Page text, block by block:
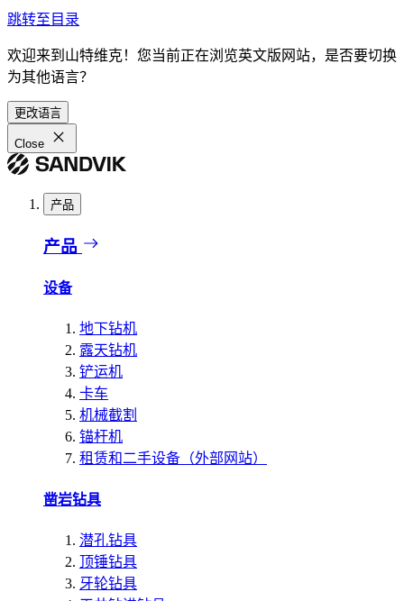
跳转至目录
欢迎来到山特维克！您当前正在浏览英文版网站，是否要切换
为其他语言？
更改语言
Close
产品
产品
设备
地下钻机
露天钻机
铲运机
卡车
机械截割
锚杆机
租赁和二手设备（外部网站）
凿岩钻具
潜孔钻具
顶锤钻具
牙轮钻具